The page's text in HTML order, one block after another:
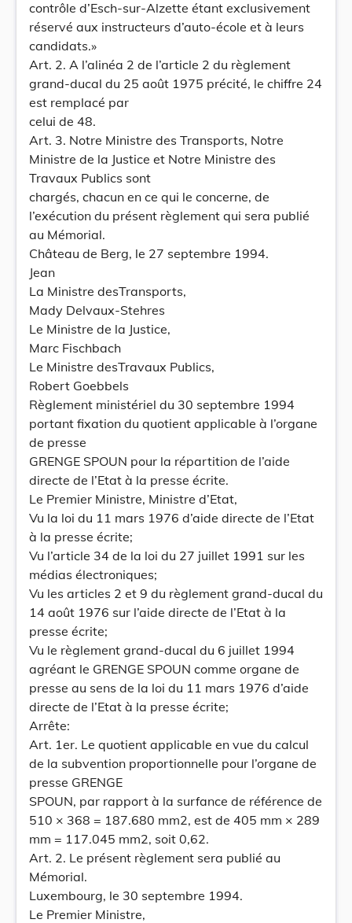
contrôle d’Esch-sur-Alzette étant exclusivement
réservé aux instructeurs d’auto-école et à leurs
candidats.»
Art. 2. A l’alinéa 2 de l’article 2 du règlement
grand-ducal du 25 août 1975 précité, le chiffre 24
est remplacé par
celui de 48.
Art. 3. Notre Ministre des Transports, Notre
Ministre de la Justice et Notre Ministre des
Travaux Publics sont
chargés, chacun en ce qui le concerne, de
l’exécution du présent règlement qui sera publié
au Mémorial.
Château de Berg, le 27 septembre 1994.
Jean
La Ministre desTransports,
Mady Delvaux-Stehres
Le Ministre de la Justice,
Marc Fischbach
Le Ministre desTravaux Publics,
Robert Goebbels
Règlement ministériel du 30 septembre 1994
portant fixation du quotient applicable à l’organe
de presse
GRENGE SPOUN pour la répartition de l’aide
directe de l’Etat à la presse écrite.
Le Premier Ministre, Ministre d’Etat,
Vu la loi du 11 mars 1976 d’aide directe de l’Etat
à la presse écrite;
Vu l’article 34 de la loi du 27 juillet 1991 sur les
médias électroniques;
Vu les articles 2 et 9 du règlement grand-ducal du
14 août 1976 sur l’aide directe de l’Etat à la
presse écrite;
Vu le règlement grand-ducal du 6 juillet 1994
agréant le GRENGE SPOUN comme organe de
presse au sens de la loi du 11 mars 1976 d’aide
directe de l’Etat à la presse écrite;
Arrête:
Art. 1er. Le quotient applicable en vue du calcul
de la subvention proportionnelle pour l’organe de
presse GRENGE
SPOUN, par rapport à la surfance de référence de
510 × 368 = 187.680 mm2, est de 405 mm × 289
mm = 117.045 mm2, soit 0,62.
Art. 2. Le présent règlement sera publié au
Mémorial.
Luxembourg, le 30 septembre 1994.
Le Premier Ministre,